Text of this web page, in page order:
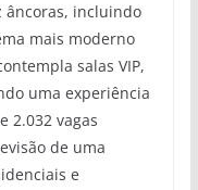
âncoras, incluindo
mais moderno
salas VIP,
uma experiência
2.032 vagas
de uma
e